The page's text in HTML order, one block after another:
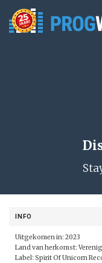
INFO
Uitgekomen in: 2023
Land van herkomst:
Label: Spirit Of Unicorn